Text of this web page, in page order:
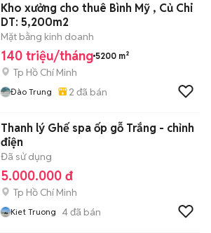
Kho xưởng cho thuê Bình Mỹ , Củ Chi
DT: 5,200m2
Mặt bằng kinh doanh
140 triệu/tháng 5200 m²
Tp Hồ Chí Minh
Đào Trung 2 đã bán
Thanh lý Ghế spa ốp gỗ Trắng - chỉnh
điện
Đã sử dụng
5.000.000 đ
Tp Hồ Chí Minh
Kiet Truong 4đã bán